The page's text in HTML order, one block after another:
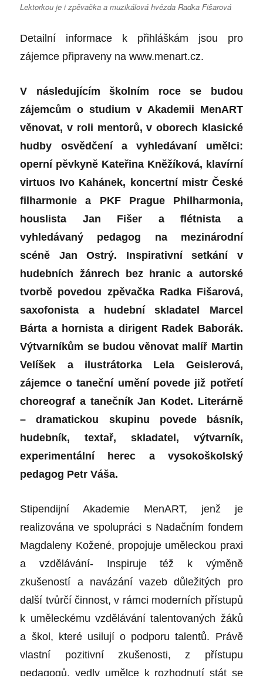
Lektorkou je i zpěvačka a muzikálová hvězda Radka Fišarová
Detailní informace k přihláškám jsou pro
zájemce připraveny nawww.menart.cz.
V následujícím školním roce se budou
zájemcům o studium v Akademii MenART
věnovat, v roli mentorů, v oborech klasické
hudby osvědčení a vyhledávaní umělci:
operní pěvkyně Kateřina Kněžíková, klavírní
virtuos Ivo Kahánek, koncertní mistr České
filharmonie a PKF Prague Philharmonia,
houslista Jan Fišer a flétnista a
vyhledávaný pedagog na mezinárodní
scéně Jan Ostrý. Inspirativní setkání v
hudebních žánrech bez hranic a autorské
tvorbě povedou zpěvačka Radka Fišarová,
saxofonista a hudební skladatel Marcel
Bárta a hornista a dirigent Radek Baborák.
Výtvarníkům se budou věnovat malíř Martin
Velíšek a ilustrátorka Lela Geislerová,
zájemce o taneční umění povede již potřetí
choreograf a tanečník Jan Kodet. Literárně
– dramatickou skupinu povede básník,
hudebník, textař, skladatel, výtvarník,
experimentální herec a vysokoškolský
pedagog Petr Váša.
Stipendijní Akademie MenART, jenž je
realizována ve spolupráci s Nadačním fondem
Magdaleny Kožené, propojuje uměleckou praxi
a vzdělávání- Inspiruje též k výměně
zkušeností a navázání vazeb důležitých pro
další tvůrčí činnost, v rámci moderních přístupů
k uměleckému vzdělávání talentovaných žáků
a škol, které usilují o podporu talentů. Právě
vlastní pozitivní zkušenosti, z přístupu
pedagogů, vedly umělce k rozhodnutí stát se